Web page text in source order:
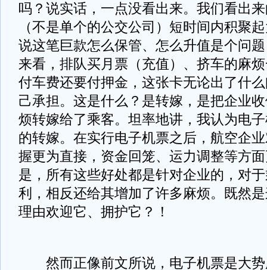
吗？说实话，一点没看出来。我们看出
（不是单个的公交公司）短时间内积聚
说这笔巨款怎么保管、怎么升值是个问
来看，排队买月票（充值）、挤车的麻
付车费还要付押金，这张卡无论出了什
己承担。这是什么？是转嫁，是把企业
烦转嫁给了乘客。坦率地讲，我认为电
的转嫁。在实行电子机票之后，航空企
握更为直接，资金回笼、运力调整等方
是，所有这些好处都是针对企业的，对
利，相反还给其增加了许多麻烦。既然
理由欢迎它、拥护它？！
然而正像前文所说，电子机票是大势